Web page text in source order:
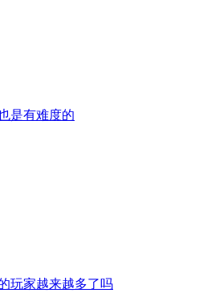
是有难度的
玩家越来越多了吗